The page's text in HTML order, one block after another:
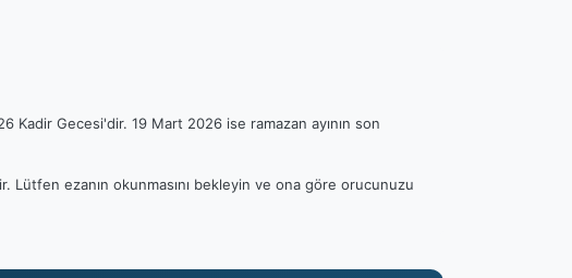
Kadir Gecesi'dir. 19 Mart 2026 ise ramazan ayının son
Lütfen ezanın okunmasını bekleyin ve ona göre orucunuzu